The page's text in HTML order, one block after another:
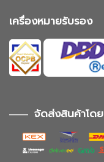
เครื่องหมายรับรอง
จัดส่งสินค้าโดย